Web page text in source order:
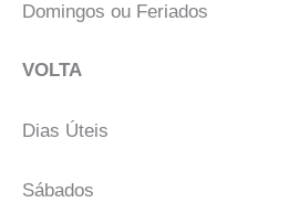
Domingos ou Feriados
VOLTA
Dias Úteis
Sábados